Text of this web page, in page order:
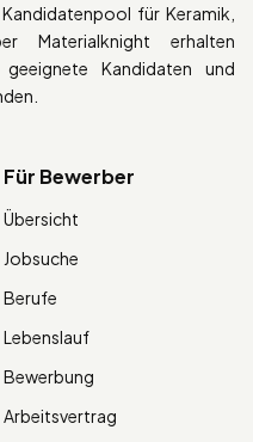
für Keramik,
Materialknight erhalten
Kandidaten und
Für Bewerber
Übersicht
Jobsuche
Berufe
Lebenslauf
Bewerbung
Arbeitsvertrag